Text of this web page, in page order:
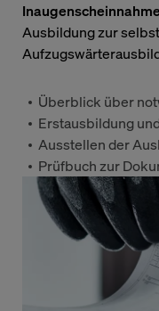
Ausbildung zur
Überblick über
Erstausbildung
Ausstellen der
Prüfbuch zur